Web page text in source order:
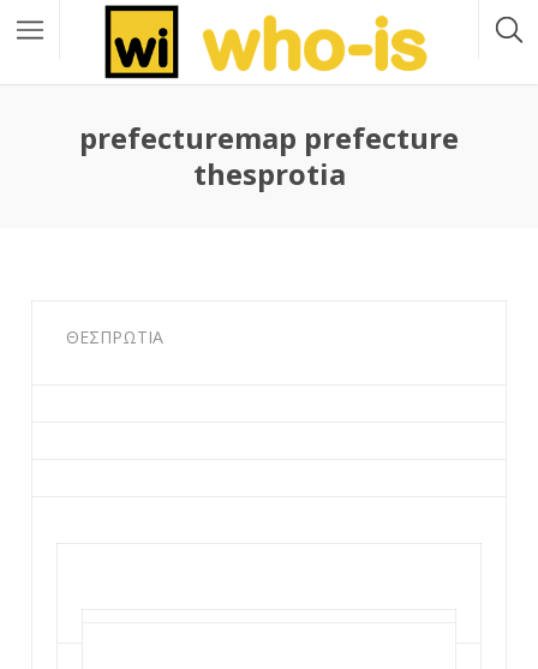
prefecturemap prefecture
thesprotia
ΘΕΣΠΡΩΤΙΑ